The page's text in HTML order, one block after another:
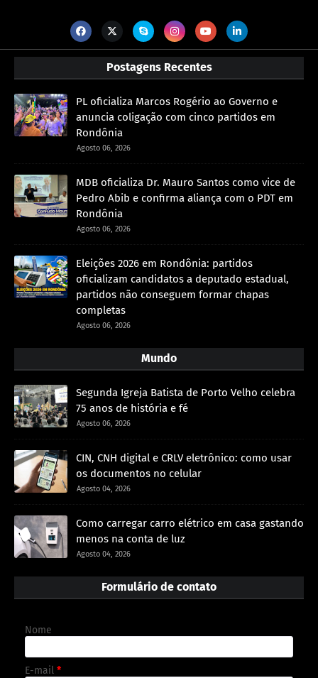
Postagens Recentes
PL oficializa Marcos Rogério ao Governo e
anuncia coligação com cinco partidos em
Rondônia
Agosto 06, 2026
MDB oficializa Dr. Mauro Santos como vice de
Pedro Abib e confirma aliança com o PDT em
Rondônia
Agosto 06, 2026
Eleições 2026 em Rondônia: partidos
oficializam candidatos a deputado estadual,
partidos não conseguem formar chapas
completas
Agosto 06, 2026
Mundo
Segunda Igreja Batista de Porto Velho celebra
75 anos de história e fé
Agosto 06, 2026
CIN, CNH digital e CRLV eletrônico: como usar
os documentos no celular
Agosto 04, 2026
Como carregar carro elétrico em casa gastando
menos na conta de luz
Agosto 04, 2026
Formulário de contato
Nome
E-mail *